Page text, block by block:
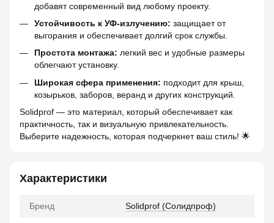
добавят современный вид любому проекту.
Устойчивость к УФ-излучению: защищает от
выгорания и обеспечивает долгий срок службы.
Простота монтажа: легкий вес и удобные размеры
облегчают установку.
Широкая сфера применения: подходит для крыш,
козырьков, заборов, веранд и других конструкций.
Solidprof — это материал, который обеспечивает как
практичность, так и визуальную привлекательность.
Выберите надежность, которая подчеркнет ваш стиль! 🌟
Характеристики
Бренд Solidprof (Солидпроф)